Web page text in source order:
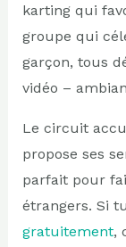
karting qui
groupe qui
garçon, tous
vidéo –
Le circuit
propose ses
parfait pour
étrangers. Si
gratuitement,